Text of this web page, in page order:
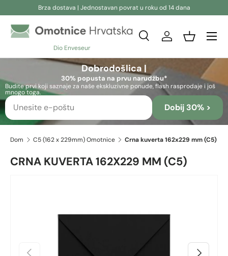
Brza dostava | Jednostavan povrat u roku od 14 dana
Dio Enveseur
Pretraživanje
Pretraživanje
Pretraživanje
PrijavaKošara
Dobrodošlica |
30% popusta na prvu narudžbu*
Budite prvi koji saznaje za naše ekskluzivne ponude, flash rasprodaje i još
mnogo toga.
Dobij 30% >
Dom C5 (162 x 229mm) Omotnice Crna kuverta 162x229 mm (C5)
CRNA KUVERTA 162X229 MM (C5)
Prethodno Sljedeći